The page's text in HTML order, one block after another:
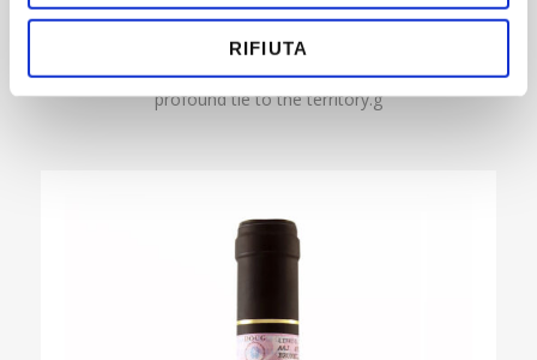
RIFIUTA
Brunello di Montalcino, Rosso di Montalcino and Grappa di
Brunello are our traditional products. We grow our grapes
following the organic farming method to preserve our
profound tie to the territory.g